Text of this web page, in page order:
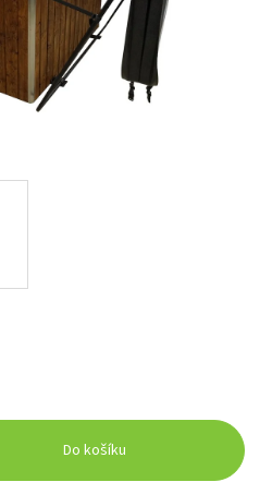
Do košíku